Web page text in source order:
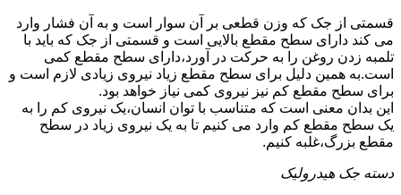
قسمتی از جک که وزن قطعی بر آن سوار است و به آن فشار وارد
می کند دارای سطح مقطع بالایی است و قسمتی از جک که باید با
تلمبه زدن روغن را به حرکت در آورد،دارای سطح مقطع کمی
است.به همین دلیل برای سطح مقطع زیاد نیروی زیادی لازم است و
برای سطح مقطع کم نیز نیروی کمی نیاز خواهد بود.
این بدان معنی است که متناسب با توان انسان،یک نیروی کم را به
یک سطح مقطع کم وارد می کنیم تا به یک نیروی زیاد در سطح
مقطع بزرگ،غلبه کنیم.
دسته جک هیدرولیک